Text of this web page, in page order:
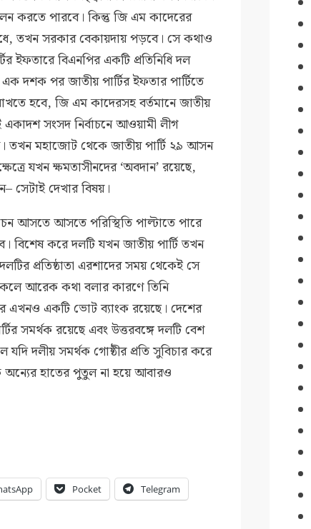
করতে পারবে। কিন্তু জি এম কাদেরের
তখন সরকার বেকায়দায় পড়বে। সে কথাও
ইফতারে বিএনপির একটি প্রতিনিধি দল
পর জাতীয় পার্টির ইফতার পার্টিতে
হবে, জি এম কাদেরসহ বর্তমানে জাতীয়
একাদশ সংসদ নির্বাচনে আওয়ামী লীগ
তখন মহাজোট থেকে জাতীয় পার্টি ২৯ আসন
যখন ক্ষমতাসীনদের ‘অবদান’ রয়েছে,
সেটাই দেখার বিষয়।
আসতে আসতে পরিস্থিতি পাল্টাতে পারে
বিশেষ করে দলটি যখন জাতীয় পার্টি তখন
প্রতিষ্ঠাতা এরশাদের সময় থেকেই সে
আরেক কথা বলার কারণে তিনি
এখনও একটি ভোট ব্যাংক রয়েছে। দেশের
সমর্থক রয়েছে এবং উত্তরবঙ্গে দলটি বেশ
দলীয় সমর্থক গোষ্ঠীর প্রতি সুবিচার করে
অন্যের হাতের পুতুল না হয়ে আবারও
Pocket Telegram